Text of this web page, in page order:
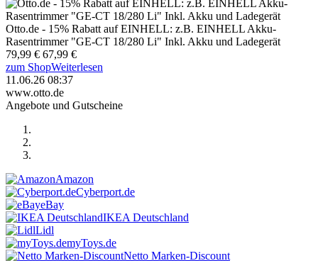
Otto.de - 15% Rabatt auf EINHELL: z.B. EINHELL Akku-
Rasentrimmer "GE-CT 18/280 Li" Inkl. Akku und Ladegerät
79,99 € 67,99 €
zum ShopWeiterlesen
11.06.26 08:37
www.otto.de
Angebote und Gutscheine
Amazon
Cyberport.de
eBay
IKEA Deutschland
Lidl
myToys.de
Netto Marken-Discount